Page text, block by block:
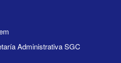
Administrativa SGC